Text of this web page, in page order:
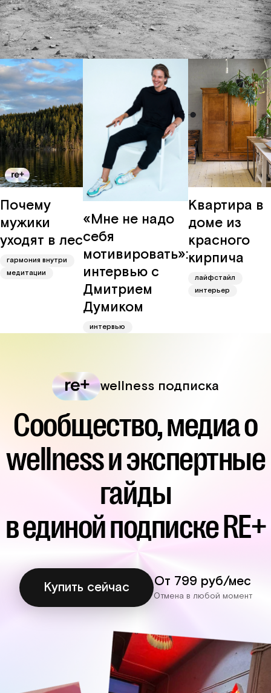
забота
о мире
карьера
Вконтакте
Почему
мужики
уходят в лес
гармония внутри
медитации
«Мне не надо
себя
мотивировать»:
интервью с
Дмитрием
Думиком
интервью
Квартира в
доме из
красного
кирпича
лайфстайл
интерьер
wellness подписка
Сообщество, медиа о
wellness и экспертные
гайды
в единой подписке RE+
Купить сейчас От 799 руб/мес
Отмена в любой момент